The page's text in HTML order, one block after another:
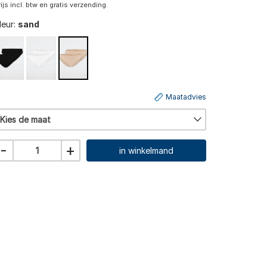
incl. btw en gratis verzending.
sand
Kies de maat
Maatadvies
- + in winkelmand